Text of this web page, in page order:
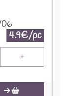
4.9€/pc
+